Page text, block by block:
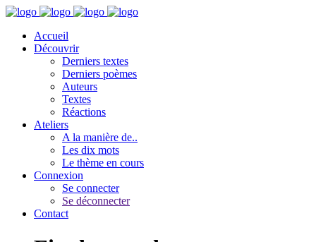
Accueil
Découvrir
Derniers textes
Derniers poèmes
Auteurs
Textes
Réactions
Ateliers
A la manière de..
Les dix mots
Le thème en cours
Connexion
Se connecter
Se déconnecter
Contact